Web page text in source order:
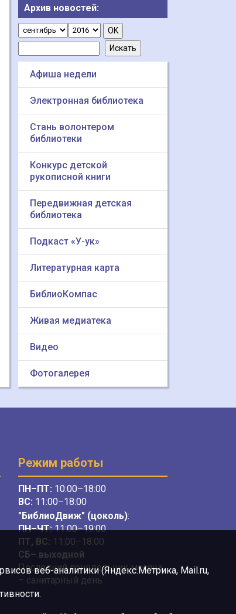
Архив новостей:
Афиша недели
Электронная библиотека
Стань волонтером
библиотеки
Конкурс детской
рукописной книги
Передвижная детская
библиотека
Подкаст «У-ук»
Литературная карта
БиблиоКомпас
Живая медиатека
Видео
Фотогалерея
Режим работы
ПН–ПТ: 10:00–18:00
ВС: 11:00–18:00
"БиблиоДвиж" (цоколь):
ПН–ЧТ:11:00–19:00
ПТ, ВС: 11:00–18:00
СБ– выходной
Последний понедельник месяца
– санитарный день
веб-аналитики (Яндекс.Метрика, Mail.ru,